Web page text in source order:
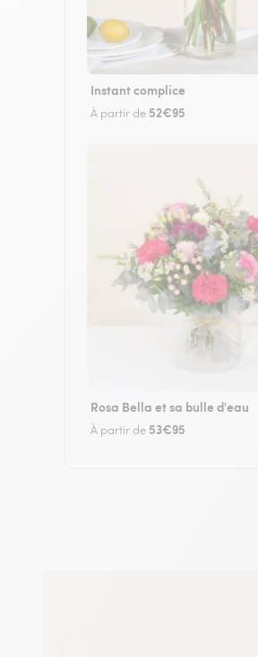
Instant complice
À partir de 52€95
Rosa Bella et sa bulle d'eau
À partir de 53€95